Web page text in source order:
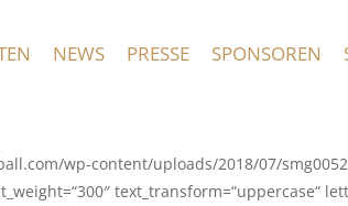
NEWS PRESSE SPONSOREN
wp-content/uploads/2018/07/
text_transform=“uppercase“